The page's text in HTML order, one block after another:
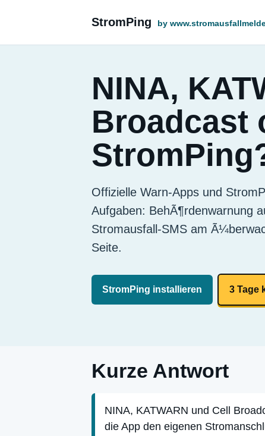
StromPing by
NINA,
Broadcast
Offizielle Warn-Apps und
Aufgaben: BehÃ¶rdenwarnung
Stromausfall-SMS am
Seite.
StromPing installieren 3 Tage
Kurze Antwort
NINA, KATWARN und Cell
die App den eigenen